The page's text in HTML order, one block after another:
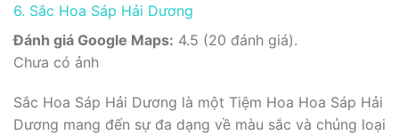
6. Sắc Hoa Sáp Hải Dương
Đánh giá Google Maps: 4.5 (20 đánh giá).
Chưa có ảnh
Sắc Hoa Sáp Hải Dương là một Tiệm Hoa Hoa Sáp Hải
Dương mang đến sự đa dạng về màu sắc và chủng loại